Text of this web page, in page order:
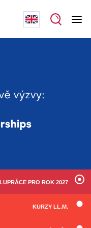
PRO ROK 2027
KURZY LL.M.